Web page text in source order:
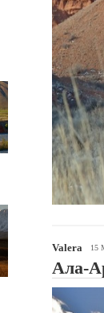
Valera 15
Ала-